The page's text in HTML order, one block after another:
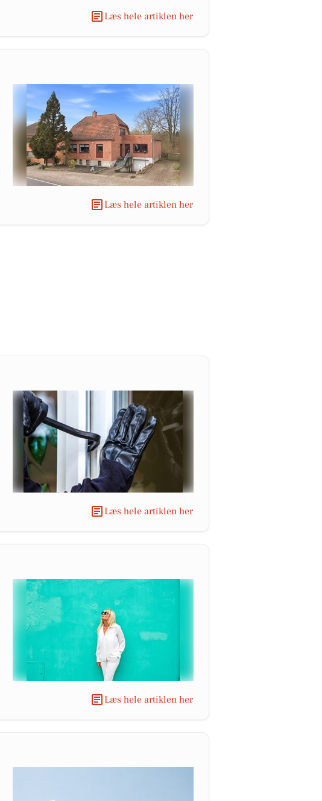
Læs hele artiklen her
Læs hele artiklen her
Læs hele artiklen her
Læs hele artiklen her